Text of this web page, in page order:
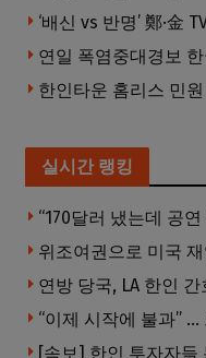
‘배신 vs 반명’ 鄭·金
한인타운 홈리스 민
실시간 랭킹